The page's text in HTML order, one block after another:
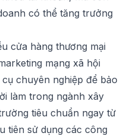
có thể tăng trưởng
cửa hàng thương mại
mạng xã hội
chuyên nghiệp để bảo
làm trong ngành xây
tiêu chuẩn ngay từ
tiên sử dụng các công